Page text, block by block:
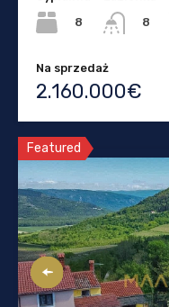
8
8
Na sprzedaż
2.160.000€
Featured